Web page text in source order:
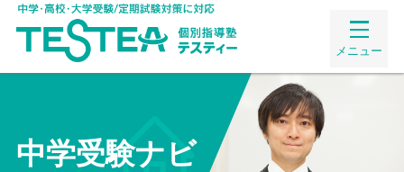
メニュー
中学受験ナビ